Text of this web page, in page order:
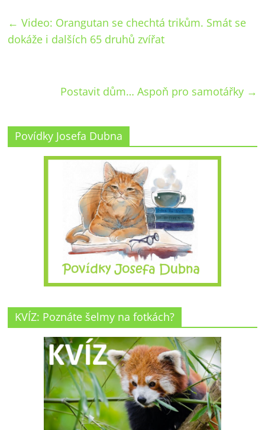
← Video: Orangutan se chechtá trikům. Smát se
dokáže i dalších 65 druhů zvířat
Postavit dům… Aspoň pro samotářky →
Povídky Josefa Dubna
KVÍZ: Poznáte šelmy na fotkách?